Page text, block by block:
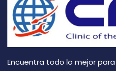
Encuentra todo lo mejor